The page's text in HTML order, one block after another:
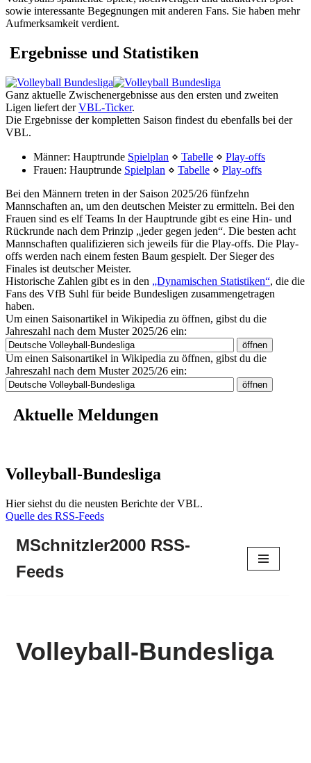
sowie interessante Begegnungen mit anderen Fans. Sie haben mehr
Aufmerksamkeit verdient.
Ergebnisse und Statistiken
Ganz aktuelle Zwischenergebnisse aus den ersten und zweiten
Ligen liefert derVBL-Ticker.
Die Ergebnisse der kompletten Saison findest du ebenfalls bei der
VBL.
Männer: Hauptrunde Spielplan ⋄ Tabelle ⋄ Play-offs
Frauen: Hauptrunde Spielplan ⋄ Tabelle ⋄ Play-offs
Bei den Männern treten in der Saison 2025/26 fünfzehn
Mannschaften an, um den deutschen Meister zu ermitteln. Bei den
Frauen sind es elf Teams In der Hauptrunde gibt es eine Hin- und
Rückrunde nach dem Prinzip „jeder gegen jeden“. Die besten acht
Mannschaften qualifizieren sich jeweils für die Play-offs. Die Play-
offs werden nach einem festen Baum gespielt. Der Sieger des
Finales ist deutscher Meister.
Historische Zahlen gibt es in den „Dynamischen Statistiken“, die die
Fans des VfB Suhl für beide Bundesligen zusammengetragen
haben.
Um einen Saisonartikel in Wikipedia zu öffnen, gibst du die
Jahreszahl nach dem Muster 2025/26 ein:
Um einen Saisonartikel in Wikipedia zu öffnen, gibst du die
Jahreszahl nach dem Muster 2025/26 ein:
Aktuelle Meldungen
Volleyball-Bundesliga
Hier siehst du die neusten Berichte der VBL.
Quelle des RSS-Feeds